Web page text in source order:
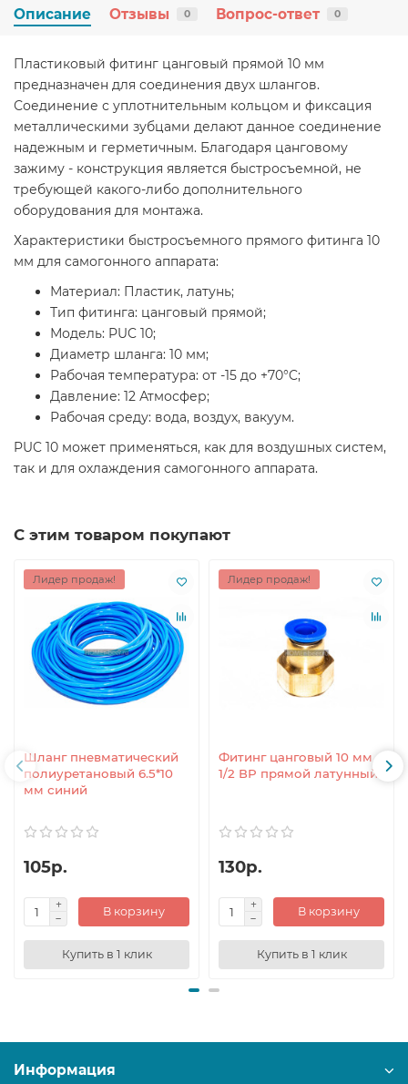
Описание Отзывы 0 Вопрос-ответ 0
Пластиковый фитинг цанговый прямой 10 мм
предназначен для соединения двух шлангов.
Соединение с уплотнительным кольцом и фиксация
металлическими зубцами делают данное соединение
надежным и герметичным. Благодаря цанговому
зажиму - конструкция является быстросъемной, не
требующей какого-либо дополнительного
оборудования для монтажа.
Характеристики быстросъемного прямого фитинга 10
мм для самогонного аппарата:
Материал: Пластик, латунь;
Тип фитинга: цанговый прямой;
Модель: PUC 10;
Диаметр шланга: 10 мм;
Рабочая температура: от -15 до +70°C;
Давление: 12 Атмосфер;
Рабочая среду: вода, воздух, вакуум.
PUC 10 может применяться, как для воздушных систем,
так и для охлаждения самогонного аппарата.
С этим товаром покупают
Лидер продаж!
Шланг пневматический
полиуретановый 6.5*10
мм синий
105р.
В корзину
Купить в 1 клик
Лидер продаж!
Фитинг цанговый 10 мм -
1/2 ВР прямой латунный
130р.
В корзину
Купить в 1 клик
Информация